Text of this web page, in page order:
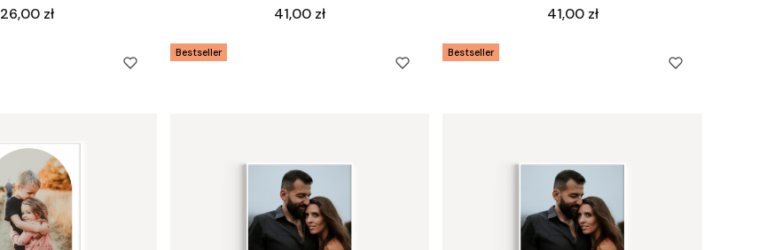
Cena
26,00 zł Cena
41,00 zł Cena
41,00 zł
Bestseller Bestseller